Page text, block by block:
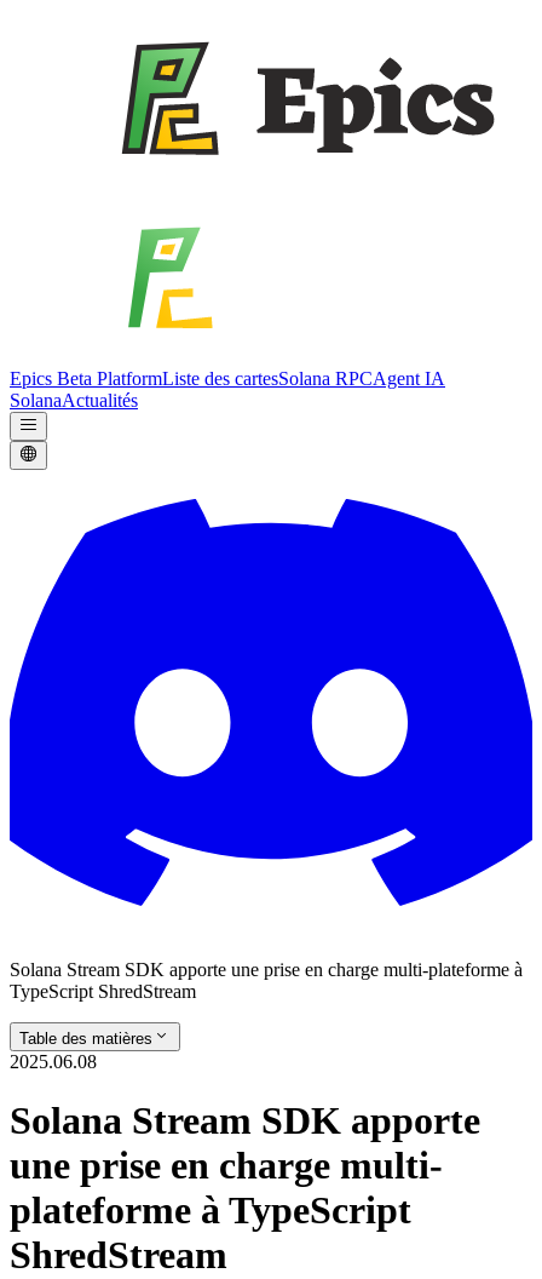
Epics Beta PlatformListe des cartesSolana RPCAgent IA
SolanaActualités
Solana Stream SDK apporte une prise en charge multi-plateforme à
TypeScript ShredStream
Table des matières
2025.06.08
Solana Stream SDK apporte
une prise en charge multi-
plateforme à TypeScript
ShredStream